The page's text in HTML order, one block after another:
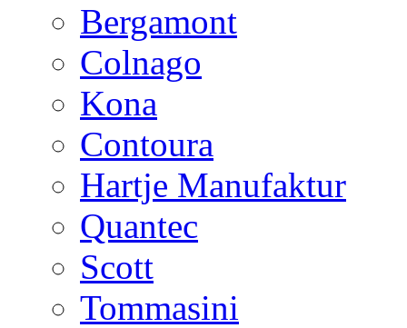
Bergamont
Colnago
Kona
Contoura
Hartje Manufaktur
Quantec
Scott
Tommasini